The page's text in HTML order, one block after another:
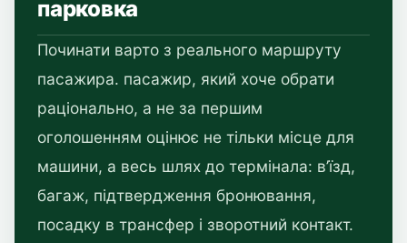
парковка
Починати варто з реального маршруту
пасажира. пасажир, який хоче обрати
раціонально, а не за першим
оголошенням оцінює не тільки місце для
машини, а весь шлях до термінала: в’їзд,
багаж, підтвердження бронювання,
посадку в трансфер і зворотний контакт.